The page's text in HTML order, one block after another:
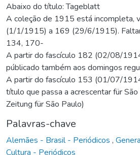
Abaixo do título: Tageblatt
A coleção de 1915 está incompleta,
(1/1/1915) a 169 (29/6/1915).
134, 170-
A partir do fascículo 182 (02/08/
públicado também aos domingos
A partir do fascículo 153 (01/07/
título que passa a acrescentar für
Zeitung für São Paulo)
Palavras-chave
Alemães - Brasil - Periódicos ,
Cultura - Periódicos